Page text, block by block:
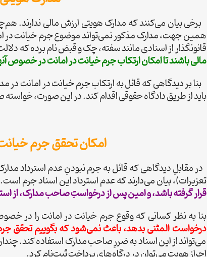
برخی بیان می‌کنند که مدارک هویتی ارزش مالی ندارند.
قانونگذار از اسنادی مانند سفته، چک و قبض نام برده که
مالی باشند تا امکان ارتکاب جرم خیانت در امانت در خصوص
بنا بر دیدگاهی که قائل به ارتکاب جرم خیانت در امانت در
باید از طریق دادگاه حقوقی اقدام کند. در این صورت، خواسته
امکان تحقق جرم
تعزیرات)، بیان می‌دارند که عدم استرداد این اسناد جرم است.
قرار گرفته باشد، و امین پس از درخواستِ صاحب مدارک، از
بنا به نظر کسانی که وقوع جرم خیانت در امانت را در
درخواست المثنی بدهد، باعث نمی‌شود که بگوییم تحقق
می‌تواند از این اسناد به ضررِ صاحب مدارک استفاده کند.
احراز هویت می‌توان در درگاه‌های پرداخت ثبت‌نام کرد.